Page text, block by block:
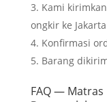
Kami
ongkir ke
Konfirmasi
Barang
FAQ — Matras